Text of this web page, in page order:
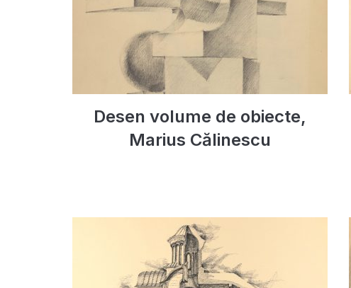
Desen volume de obiecte,
Marius Călinescu